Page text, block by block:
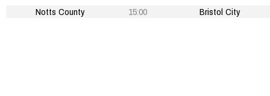
Notts County
15:00 Bristol City